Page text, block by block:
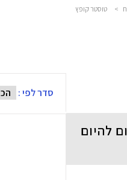
> טוסטר קופץ
סדר לפי :
להיום